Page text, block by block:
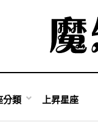
分類 上昇星座